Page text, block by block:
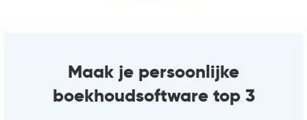
Maak je persoonlijke
boekhoudsoftware top 3